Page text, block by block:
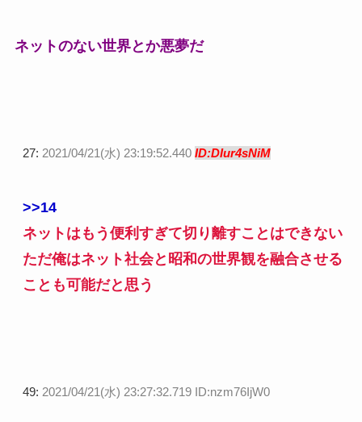
ネットのない世界とか悪夢だ
27: 2021/04/21(水) 23:19:52.440 ID:DIur4sNiM
>>14
ネットはもう便利すぎて切り離すことはできない
ただ俺はネット社会と昭和の世界観を融合させる
ことも可能だと思う
49: 2021/04/21(水) 23:27:32.719 ID:nzm76IjW0